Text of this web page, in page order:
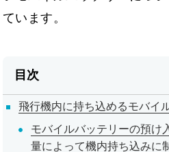
ています。
目次
飛行機内に持ち込めるモバイ
モバイルバッテリーの預け
量によって機内持ち込みに